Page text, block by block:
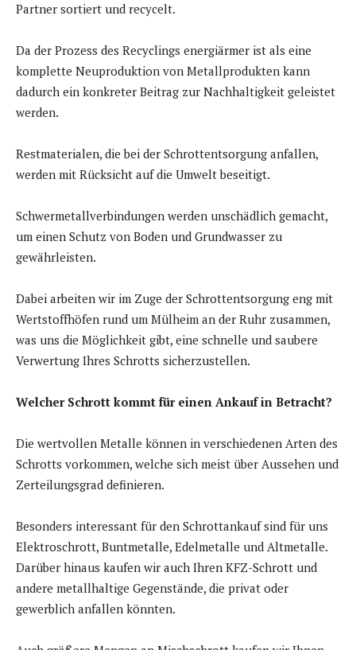
Partner sortiert und recycelt.
Da der Prozess des Recyclings energiärmer ist als eine
komplette Neuproduktion von Metallprodukten kann
dadurch ein konkreter Beitrag zur Nachhaltigkeit geleistet
werden.
Restmaterialen, die bei der Schrottentsorgung anfallen,
werden mit Rücksicht auf die Umwelt beseitigt.
Schwermetallverbindungen werden unschädlich gemacht,
um einen Schutz von Boden und Grundwasser zu
gewährleisten.
Dabei arbeiten wir im Zuge der Schrottentsorgung eng mit
Wertstoffhöfen rund um Mülheim an der Ruhr zusammen,
was uns die Möglichkeit gibt, eine schnelle und saubere
Verwertung Ihres Schrotts sicherzustellen.
Welcher Schrott kommt für einen Ankauf in Betracht?
Die wertvollen Metalle können in verschiedenen Arten des
Schrotts vorkommen, welche sich meist über Aussehen und
Zerteilungsgrad definieren.
Besonders interessant für den Schrottankauf sind für uns
Elektroschrott, Buntmetalle, Edelmetalle und Altmetalle.
Darüber hinaus kaufen wir auch Ihren KFZ-Schrott und
andere metallhaltige Gegenstände, die privat oder
gewerblich anfallen könnten.